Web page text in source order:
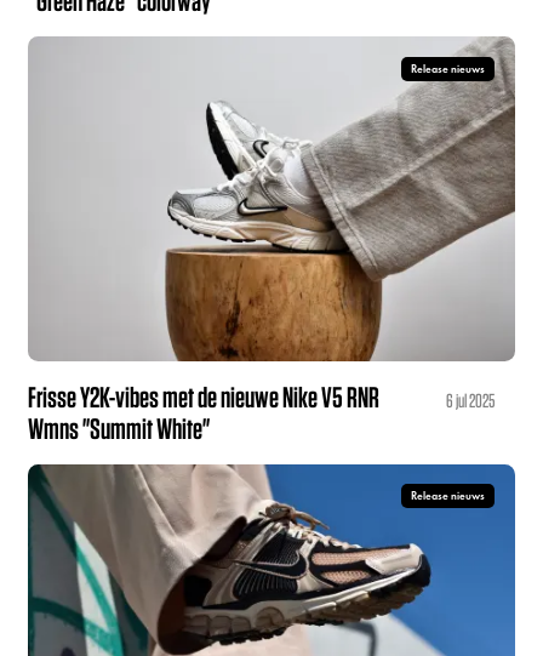
Release nieuws
Frisse Y2K-vibes met de nieuwe Nike V5 RNR
Wmns "Summit White"
6 jul 2025
Release nieuws